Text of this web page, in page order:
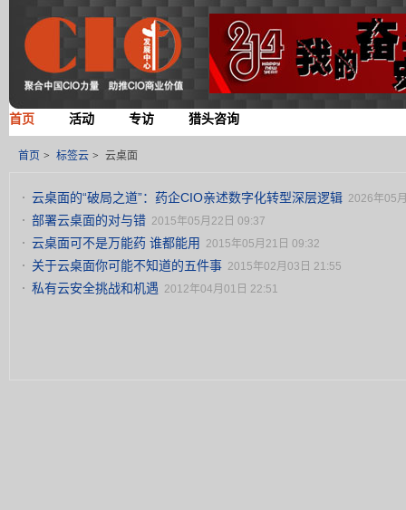
首页 活动 专访 猎头咨询
首页 > 标签云 > 云桌面
云桌面的“破局之道”：药企CIO亲述数字化转型深层逻辑 2026年05
部署云桌面的对与错 2015年05月22日 09:37
云桌面可不是万能药 谁都能用 2015年05月21日 09:32
关于云桌面你可能不知道的五件事 2015年02月03日 21:55
私有云安全挑战和机遇 2012年04月01日 22:51